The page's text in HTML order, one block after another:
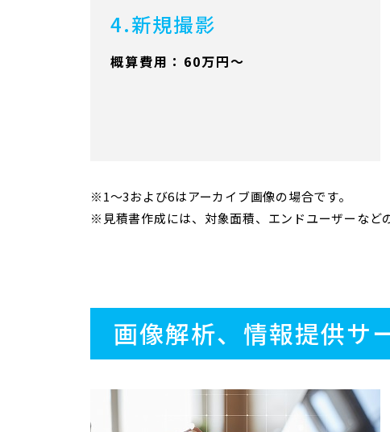
4.新規撮影
概算費用：60万円～
※1〜3および6はアーカイブ画像の場合です。
※見積書作成には、対象面積、エンドユーザーなど
画像解析、情報提供サ